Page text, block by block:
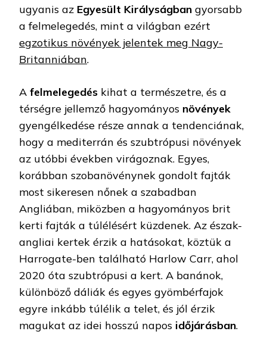
ugyanis az Egyesült Királyságban gyorsabb
a felmelegedés, mint a világban ezért
egzotikus növények jelentek meg Nagy-
Britanniában.
A felmelegedés kihat a természetre, és a
térségre jellemző hagyományos növények
gyengélkedése része annak a tendenciának,
hogy a mediterrán és szubtrópusi növények
az utóbbi években virágoznak. Egyes,
korábban szobanövénynek gondolt fajták
most sikeresen nőnek a szabadban
Angliában, miközben a hagyományos brit
kerti fajták a túlélésért küzdenek. Az észak-
angliai kertek érzik a hatásokat, köztük a
Harrogate-ben található Harlow Carr, ahol
2020 óta szubtrópusi a kert. A banánok,
különböző dáliák és egyes gyömbérfajok
egyre inkább túlélik a telet, és jól érzik
magukat az idei hosszú napos időjárásban.